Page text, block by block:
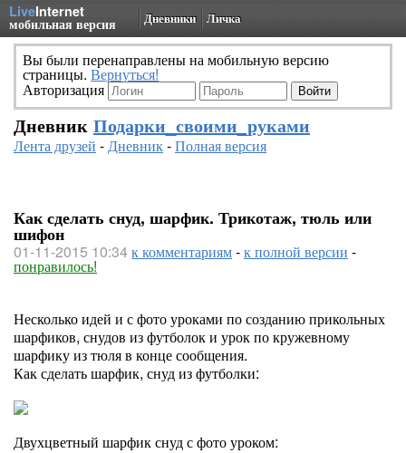
LiveInternet
мобильная версия Дневники Личка
Вы были перенаправлены на мобильную версию
страницы. Вернуться!
Авторизация
Дневник Подарки_своими_руками
Лента друзей -Дневник-Полная версия
Как сделать снуд, шарфик. Трикотаж, тюль или
шифон
01-11-2015 10:34к комментариям-к полной версии -
понравилось!
Несколько идей и с фото уроками по созданию прикольных
шарфиков, снудов из футболок и урок по кружевному
шарфику из тюля в конце сообщения.
Как сделать шарфик, снуд из футболки:
Двухцветный шарфик снуд с фото уроком: